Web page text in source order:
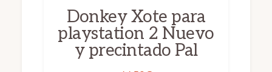
Donkey Xote para
playstation 2 Nuevo
y precintado Pal